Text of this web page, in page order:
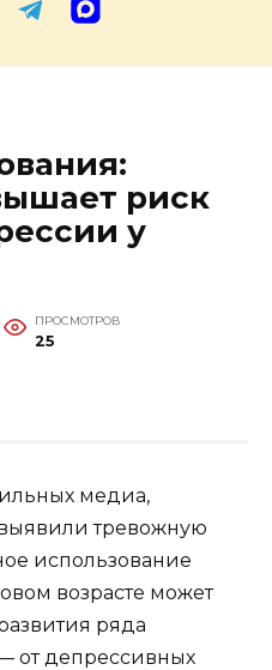
риск
у
ПРОСМОТРОВ
25
медиа,
тревожную
использование
возрасте может
ряда
от депрессивных